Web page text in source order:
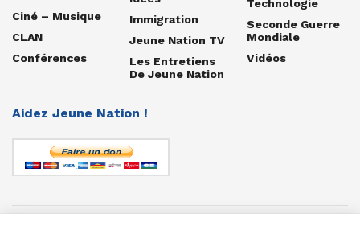
Ciné – Musique
CLAN
Conférences
Immigration
Jeune Nation TV
Les Entretiens
De Jeune Nation
Technologie
Seconde Guerre
Mondiale
Vidéos
Aidez Jeune Nation !